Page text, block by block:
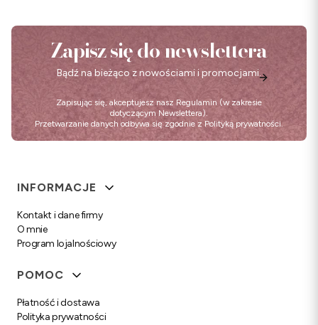
Zapisz się do newslettera
Bądź na bieżąco z nowościami i promocjami.
Zapisując się, akceptujesz nasz Regulamin (w zakresie
dotyczącym Newslettera).
Przetwarzanie danych odbywa się zgodnie z Polityką prywatności.
Linki w stopce
INFORMACJE
Kontakt i dane firmy
O mnie
Program lojalnościowy
POMOC
Płatność i dostawa
Polityka prywatności